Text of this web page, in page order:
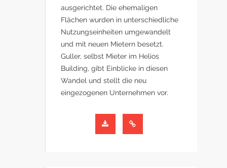
ausgerichtet. Die ehemaligen
Flächen wurden in unterschiedliche
Nutzungseinheiten umgewandelt
und mit neuen Mietern besetzt.
Guller, selbst Mieter im Helios
Building, gibt Einblicke in diesen
Wandel und stellt die neu
eingezogenen Unternehmen vor.